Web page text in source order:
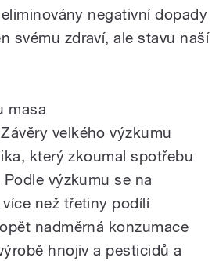
negativní dopady
svému zdraví, ale stavu naší
masa
velkého výzkumu
který zkoumal spotřebu
výzkumu se na
než třetiny podílí
nadměrná konzumace
hnojiv a pesticidů a